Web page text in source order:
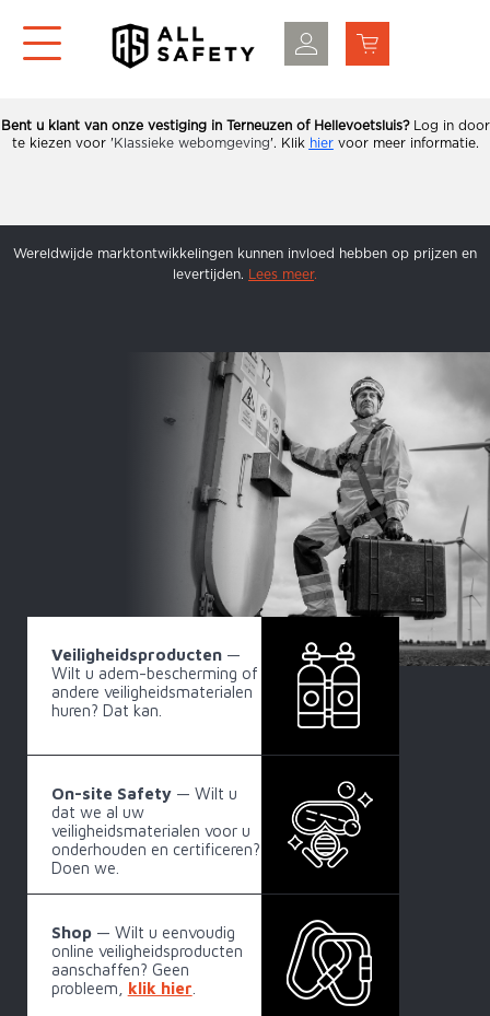
Bent u klant van onze vestiging in Terneuzen of Hellevoetsluis?Log in door
te kiezen voor 'Klassieke webomgeving'. Klik hiervoor meer informatie.
Wereldwijde marktontwikkelingen kunnen invloed hebben op prijzen en
levertijden.
Lees meer.
Veiligheidsproducten—
Wilt u adem-bescherming of
andere veiligheidsmaterialen
huren? Dat kan.
On-site Safety— Wilt u
dat we al uw
veiligheidsmaterialen voor u
onderhouden en certificeren?
Doen we.
Shop — Wilt u eenvoudig
online veiligheidsproducten
aanschaffen? Geen
probleem, klik hier.